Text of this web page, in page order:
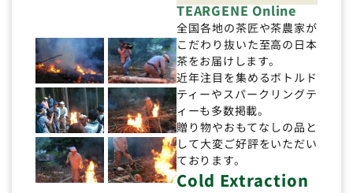
TEARGENE Online
全国各地の茶匠や茶農家が
こだわり抜いた至高の日本
茶をお届けします。
近年注目を集めるボトルド
ティーやスパークリングテ
ィーも多数掲載。
贈り物やおもてなしの品と
して大変ご好評をいただい
ております。
Cold Extraction